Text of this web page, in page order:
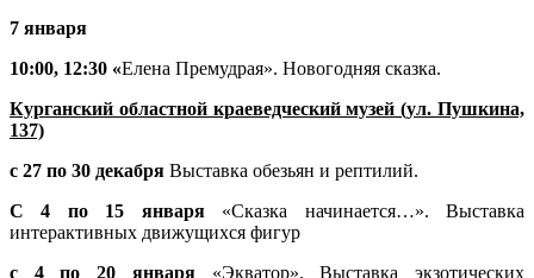
7 января
10:00, 12:30 «Елена Премудрая». Новогодняя сказка.
Курганский областной краеведческий музей (ул. Пушкина,
137)
с 27 по 30 декабря Выставка обезьян и рептилий.
С 4 по 15 января «Сказка начинается…». Выставка
интерактивных движущихся фигур
с 4 по 20 января «Экватор». Выставка экзотических